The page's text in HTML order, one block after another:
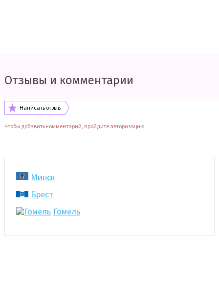
Отзывы и комментарии
Написать отзыв
Чтобы добавить комментарий, пройдите авторизацию.
Минск
Брест
Гомель